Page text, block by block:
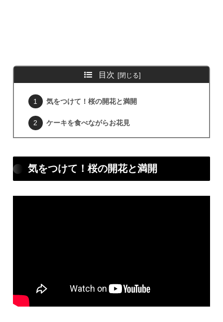
目次
気をつけて！桜の開花と満開
ケーキを食べながらお花見
気をつけて！桜の開花と満開